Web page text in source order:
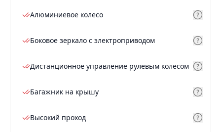
Алюминиевое колесо
Боковое зеркало с электроприводом
Дистанционное управление рулевым колесом
Багажник на крышу
Высокий проход